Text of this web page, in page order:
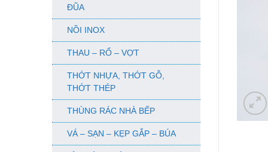
ĐŨA
NỒI INOX
THAU – RỔ – VỢT
THỚT NHỰA, THỚT GỖ,
THỚT THÉP
THÙNG RÁC NHÀ BẾP
VÁ – SẠN – KẸP GẮP – BÚA